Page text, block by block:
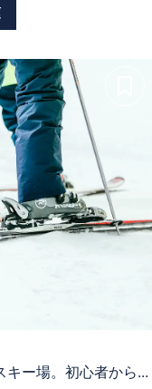
キー場。初心者から...